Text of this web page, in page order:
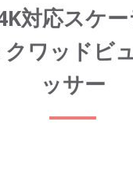
対応スケ
クワッドビ
ッサー